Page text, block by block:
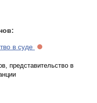
в суде
представительство в